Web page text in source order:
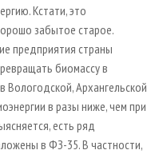
Кстати, это
забытое старое.
предприятия страны
биомассу в
Вологодской, Архангельской
в разы ниже, чем при
есть ряд
в ФЗ-35. В частности,